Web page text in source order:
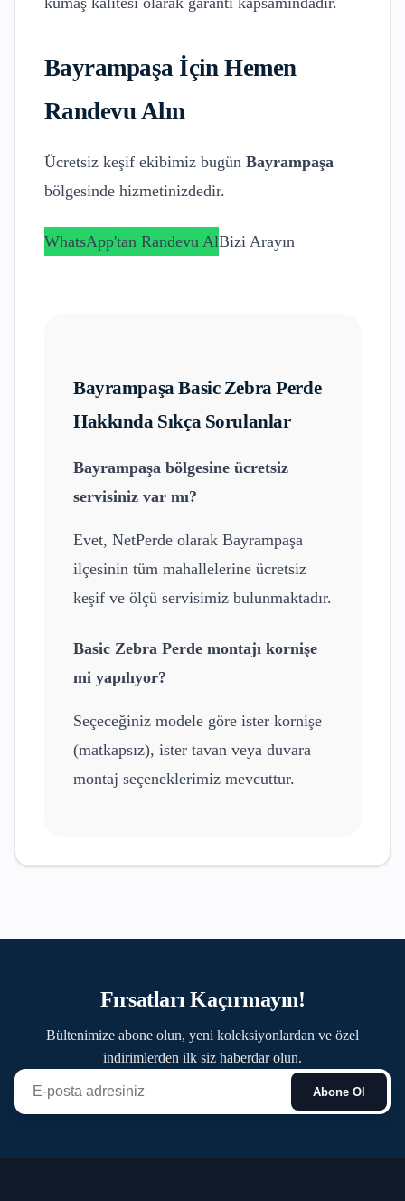
Bayrampaşa İçin Hemen
Randevu Alın
Ücretsiz keşif ekibimiz bugün Bayrampaşa
bölgesinde hizmetinizdedir.
WhatsApp'tan Randevu AlBizi Arayın
BayrampaşaBasic Zebra Perde
Hakkında Sıkça Sorulanlar
Bayrampaşa bölgesine ücretsiz
servisiniz var mı?
Evet, NetPerde olarak Bayrampaşa
ilçesinin tüm mahallelerine ücretsiz
keşif ve ölçü servisimiz bulunmaktadır.
Basic Zebra Perde montajı kornişe
mi yapılıyor?
Seçeceğiniz modele göre ister kornişe
(matkapsız), ister tavan veya duvara
montaj seçeneklerimiz mevcuttur.
Fırsatları Kaçırmayın!
Bültenimize abone olun, yeni koleksiyonlardan ve özel
indirimlerden ilk siz haberdar olun.
Abone Ol